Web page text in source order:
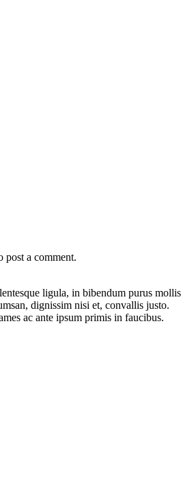
post a comment.
ligula, in bibendum purus mollis
dignissim nisi et, convallis justo.
ac ante ipsum primis in faucibus.